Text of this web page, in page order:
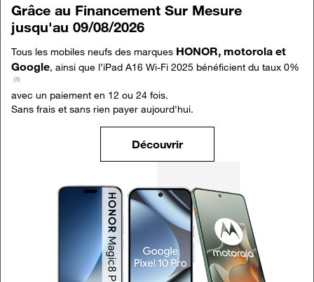
Grâce au Financement Sur Mesure
jusqu'au 09/08/2026
Tous les mobiles neufs des marques HONOR, motorola et
Google, ainsi que l’iPad A16 Wi-Fi 2025 bénéficient du taux 0%
(1)
avec un paiement en 12 ou 24 fois.
Sans frais et sans rien payer aujourd'hui.
Découvrir